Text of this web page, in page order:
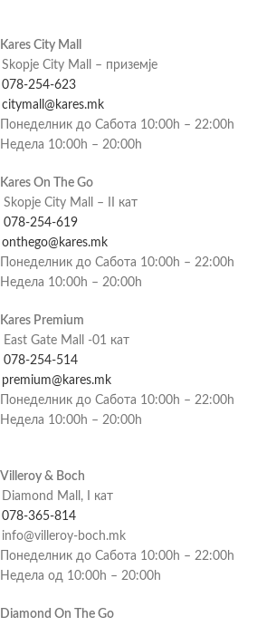
Kares City Mall
Skopje City Mall – приземје
078-254-623
citymall@kares.mk
Понеделник до Сабота 10:00h – 22:00h
Недела 10:00h – 20:00h
Kares On The Go
Skopje City Mall – II кат
078-254-619
onthego@kares.mk
Понеделник до Сабота 10:00h – 22:00h
Недела 10:00h – 20:00h
Kares Premium
East Gate Mall -01 кат
078-254-514
premium@kares.mk
Понеделник до Сабота 10:00h – 22:00h
Недела 10:00h – 20:00h
Villeroy & Boch
Diamond Mall, I кат
078-365-814
info@villeroy-boch.mk
Понеделник до Сабота 10:00h – 22:00h
Недела од 10:00h – 20:00h
Diamond On The Go